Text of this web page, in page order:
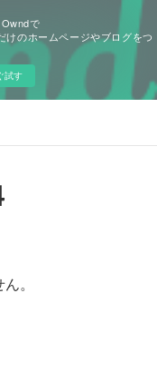
で
けのホームページやブログをつ
試す
。